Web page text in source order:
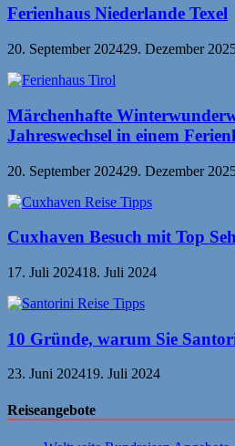
Ferienhaus Niederlande Texel
20. September 202429. Dezember
Märchenhafte
Jahreswechsel in einem
20. September 202429. Dezember
Cuxhaven Besuch mit Top
17. Juli 202418. Juli 2024
10 Gründe, warum Sie
23. Juni 202419. Juli 2024
Reiseangebote